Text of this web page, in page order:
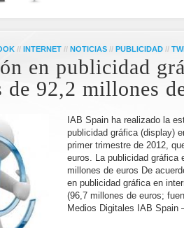
// INTERNET // NOTICIAS // PUBLICIDAD //
en publicidad
de 92,2 millones
IAB Spain ha realizado la
publicidad gráfica (display)
primer trimestre de 2012,
euros. La publicidad gráfica
millones de euros De
en publicidad gráfica en
(96,7 millones de euros;
Medios Digitales IAB Spain